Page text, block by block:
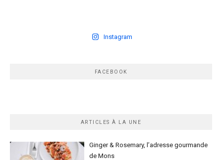
Instagram
FACEBOOK
ARTICLES À LA UNE
Ginger & Rosemary, l’adresse gourmande
de Mons